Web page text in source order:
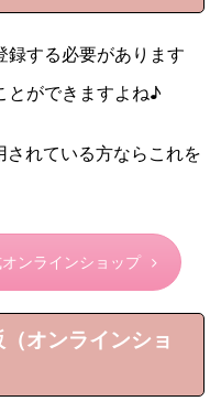
録する必要があります
とができますよね♪
れている方ならこれを
ンラインショップ
オンラインショ